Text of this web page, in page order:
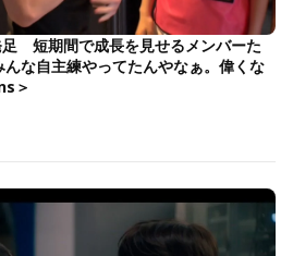
短期間で成長を見せるメンバーた
な自主練やってたんやなぁ。偉くな
＞